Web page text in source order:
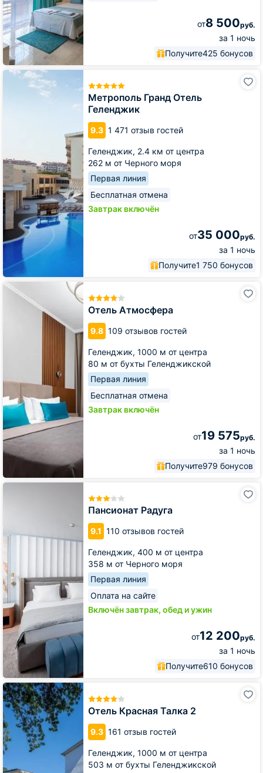
от8 500руб.
за 1 ночь
Получите425 бонусов
Метрополь Гранд Отель
Геленджик
9.3 1 471 отзыв гостей
Геленджик, 2.4 км от центра
262 м от Черного моря
Первая линия
Бесплатная отмена
Завтрак включён
от35 000руб.
за 1 ночь
Получите1 750 бонусов
Метрополь
Отель Атмосфера
9.8 109 отзывов гостей
Геленджик, 1000 м от центра
80 м от бухты Геленджикской
Первая линия
Бесплатная отмена
Завтрак включён
от19 575руб.
за 1 ночь
Получите979 бонусов
Отель
Атмосфера
Пансионат Радуга
9.1 110 отзывов гостей
Геленджик, 400 м от центра
358 м от Черного моря
Первая линия
Оплата на сайте
Включён завтрак, обед и ужин
от12 200руб.
за 1 ночь
Получите610 бонусов
Пансионат
Отель Красная Талка 2
9.3 161 отзыв гостей
Геленджик, 1000 м от центра
503 м от бухты Геленджикской
Отель
Красная
Талка
2